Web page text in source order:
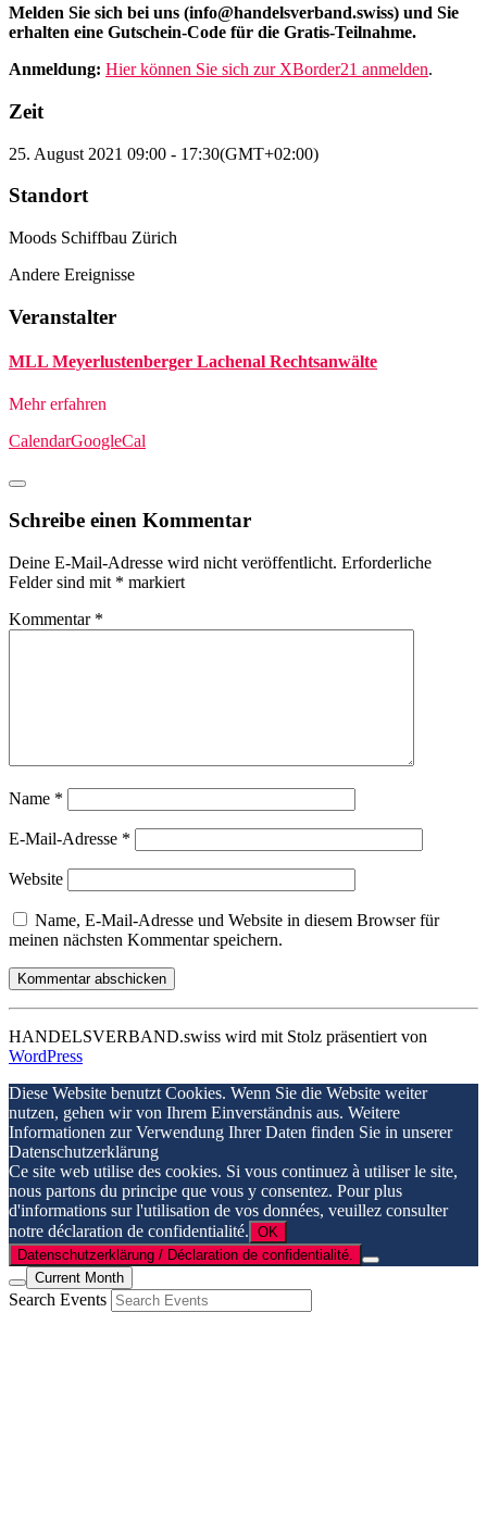
Melden Sie sich bei uns (info@handelsverband.swiss) und Sie
erhalten eine Gutschein-Code für die Gratis-Teilnahme.
Anmeldung: Hier können Sie sich zur XBorder21 anmelden.
Zeit
25. August 2021 09:00 - 17:30(GMT+02:00)
Standort
Moods Schiffbau Zürich
Andere Ereignisse
Veranstalter
MLL Meyerlustenberger Lachenal Rechtsanwälte
Mehr erfahren
CalendarGoogleCal
Schreibe einen Kommentar
Deine E-Mail-Adresse wird nicht veröffentlicht. Erforderliche
Felder sind mit * markiert
Kommentar *
Name *
E-Mail-Adresse *
Website
Name, E-Mail-Adresse und Website in diesem Browser für
meinen nächsten Kommentar speichern.
HANDELSVERBAND.swiss wird mit Stolz präsentiert von
WordPress
Diese Website benutzt Cookies. Wenn Sie die Website weiter
nutzen, gehen wir von Ihrem Einverständnis aus. Weitere
Informationen zur Verwendung Ihrer Daten finden Sie in unserer
Datenschutzerklärung
Ce site web utilise des cookies. Si vous continuez à utiliser le site,
nous partons du principe que vous y consentez. Pour plus
d'informations sur l'utilisation de vos données, veuillez consulter
notre déclaration de confidentialité. OK
Datenschutzerklärung / Déclaration de confidentialité.
Current Month
Search Events